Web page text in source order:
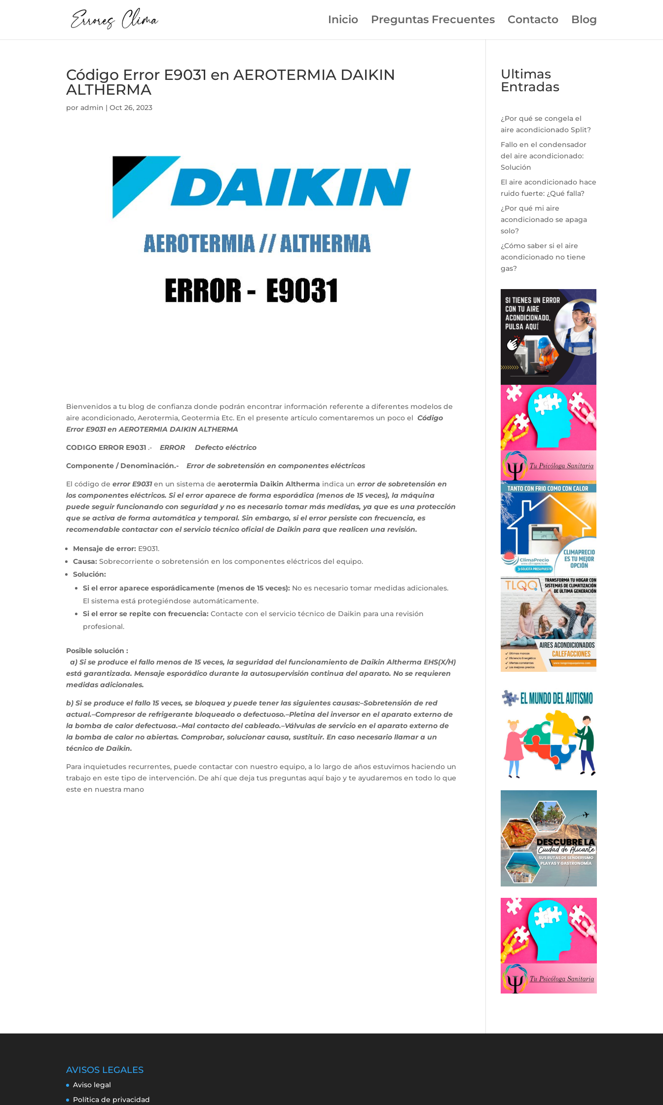
Inicio Preguntas Frecuentes Contacto Blog
Código Error E9031 en AEROTERMIA DAIKIN
ALTHERMA
poradmin |Oct 26, 2023
Bienvenidos a tu blog de confianza donde podrán encontrar información referente a diferentes modelos de
aire acondicionado, Aerotermia, Geotermia Etc. En el presente artículo comentaremos un poco el Código
Error E9031 en AEROTERMIA DAIKIN ALTHERMA
CODIGO ERROR E9031 .-ERROR Defecto eléctrico
Componente / Denominación.- Error de sobretensión en componentes eléctricos
El código deerror E9031 en un sistema deaerotermia Daikin Altherma indica unerror de sobretensión en
los componentes eléctricos. Si el error aparece de forma esporádica (menos de 15 veces), la máquina
puede seguir funcionando con seguridad y no es necesario tomar más medidas, ya que es una protección
que se activa de forma automática y temporal. Sin embargo, si el error persiste con frecuencia, es
recomendable contactar con el servicio técnico oficial de Daikin para que realicen una revisión.
Mensaje de error: E9031.
Causa: Sobrecorriente o sobretensión en los componentes eléctricos del equipo.
Solución:
Si el error aparece esporádicamente (menos de 15 veces): No es necesario tomar medidas adicionales.
El sistema está protegiéndose automáticamente.
Si el error se repite con frecuencia: Contacte con el servicio técnico de Daikin para una revisión
profesional.
Posible solución :
a) Si se produce el fallo menos de 15 veces, la seguridad del funcionamiento de Daikin Altherma EHS(X/H)
está garantizada. Mensaje esporádico durante la autosupervisión continua del aparato. No se requieren
medidas adicionales.
b) Si se produce el fallo 15 veces, se bloquea y puede tener las siguientes causas:–Sobretensión de red
actual.–Compresor de refrigerante bloqueado o defectuoso.–Pletina del inversor en el aparato externo de
la bomba de calor defectuosa.–Mal contacto del cableado.–Válvulas de servicio en el aparato externo de
la bomba de calor no abiertas. Comprobar, solucionar causa, sustituir. En caso necesario llamar a un
técnico de Daikin.
Para inquietudes recurrentes, puede contactar con nuestro equipo, a lo largo de años estuvimos haciendo un
trabajo en este tipo de intervención. De ahí que deja tus preguntas aquí bajo y te ayudaremos en todo lo que
este en nuestra mano
Ultimas
Entradas
¿Por qué se congela el
aire acondicionado Split?
Fallo en el condensador
del aire acondicionado:
Solución
El aire acondicionado hace
ruido fuerte: ¿Qué falla?
¿Por qué mi aire
acondicionado se apaga
solo?
¿Cómo saber si el aire
acondicionado no tiene
gas?
AVISOS LEGALES
Aviso legal
Política de privacidad